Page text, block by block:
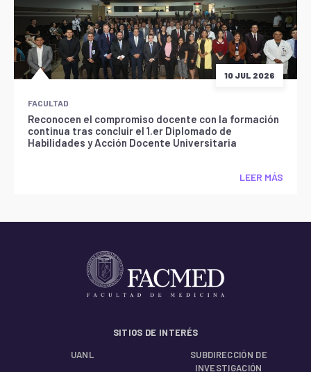
10 JUL 2026
FACULTAD
Reconocen el compromiso docente con la formación
continua tras concluir el 1.er Diplomado de
Habilidades y Acción Docente Universitaria
LEER MÁS
SITIOS DE INTERÉS
UANL
SUBDIRECCIÓN DE
INVESTIGACIÓN